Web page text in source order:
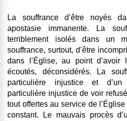
La souffrance d’être noyés
apostasie immanente. La
terriblement isolés dans un
souffrance, surtout, d’être
dans l’Église, au point d’avoir
écoutés, déconsidérés. La
particulière injustice et
particulière injustice de voir
tout offertes au service de
constant. Le mauvais procès